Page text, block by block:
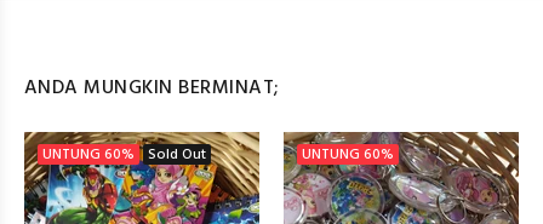
ANDA MUNGKIN BERMINAT;
UNTUNG 60% Sold Out UNTUNG 60%